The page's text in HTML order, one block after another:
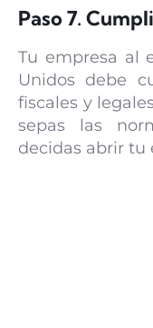
Paso 7.
Tu empresa al
Unidos debe
fiscales y
sepas las
decidas abrir tu